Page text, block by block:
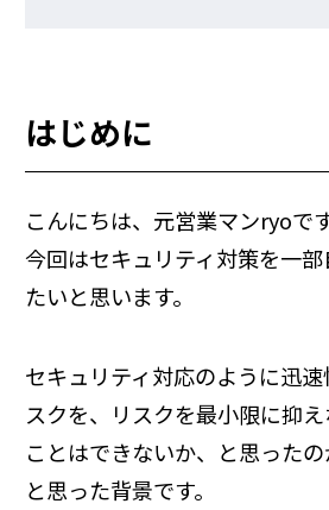
はじめに
こんにちは、元営業マンryoです
今回はセキュリティ対策を一
たいと思います。
セキュリティ対応のように迅
スクを、リスクを最小限に抑
ことはできないか、と思った
と思った背景です。